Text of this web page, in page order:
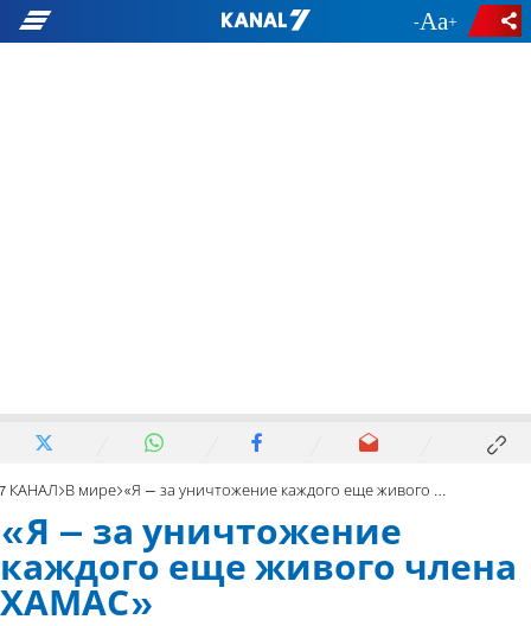
- +
7 КАНАЛ В мире «Я – за уничтожение каждого еще живого члена ХАМАС»
«Я – за уничтожение
каждого еще живого члена
ХАМАС»